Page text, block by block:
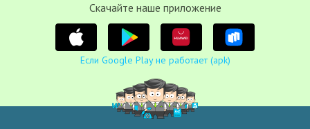
Cкачайте наше приложение
Если Google Play не работает (apk)